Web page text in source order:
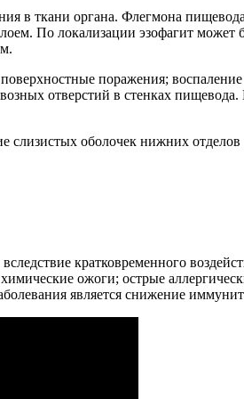
в ткани органа. Флегмона
По локализации эзофагит
поражения;
отверстий в стенках
слизистых оболочек нижних
кратковременного
ожоги; острые
является снижение